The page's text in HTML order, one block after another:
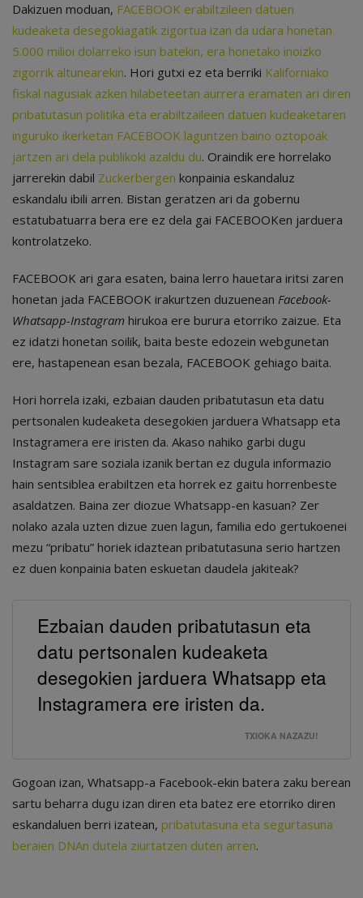
Dakizuen moduan, FACEBOOK erabiltzileen datuen
kudeaketa desegokiagatik zigortua izan da udara honetan
5.000 milioi dolarreko isun batekin, era honetako inoizko
zigorrik altunearekin. Hori gutxi ez eta berriki Kaliforniako
fiskal nagusiak azken hilabeteetan aurrera eramaten ari diren
pribatutasun politika eta erabiltzaileen datuen kudeaketaren
inguruko ikerketan FACEBOOK laguntzen baino oztopoak
jartzen ari dela publikoki azaldu du. Oraindik ere horrelako
jarrerekin dabil Zuckerbergen konpainia eskandaluz
eskandalu ibili arren. Bistan geratzen ari da gobernu
estatubatuarra bera ere ez dela gai FACEBOOKen jarduera
kontrolatzeko.
FACEBOOK ari gara esaten, baina lerro hauetara iritsi zaren
honetan jada FACEBOOK irakurtzen duzuenean Facebook-
Whatsapp-Instagram hirukoa ere burura etorriko zaizue. Eta
ez idatzi honetan soilik, baita beste edozein webgunetan
ere, hastapenean esan bezala, FACEBOOK gehiago baita.
Hori horrela izaki, ezbaian dauden pribatutasun eta datu
pertsonalen kudeaketa desegokien jarduera Whatsapp eta
Instagramera ere iristen da. Akaso nahiko garbi dugu
Instagram sare soziala izanik bertan ez dugula informazio
hain sentsiblea erabiltzen eta horrek ez gaitu horrenbeste
asaldatzen. Baina zer diozue Whatsapp-en kasuan? Zer
nolako azala uzten dizue zuen lagun, familia edo gertukoenei
mezu “pribatu” horiek idaztean pribatutasuna serio hartzen
ez duen konpainia baten eskuetan daudela jakiteak?
Ezbaian dauden pribatutasun eta
datu pertsonalen kudeaketa
desegokien jarduera Whatsapp eta
Instagramera ere iristen da.
TXIOKA NAZAZU!
Gogoan izan, Whatsapp-a Facebook-ekin batera zaku berean
sartu beharra dugu izan diren eta batez ere etorriko diren
eskandaluen berri izatean, pribatutasuna eta segurtasuna
beraien DNAn dutela ziurtatzen duten arren.